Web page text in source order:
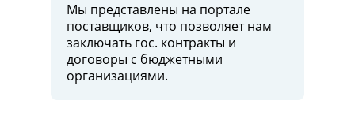
Мы представлены на портале
поставщиков, что позволяет нам
заключать гос. контракты и
договоры c бюджетными
организациями.